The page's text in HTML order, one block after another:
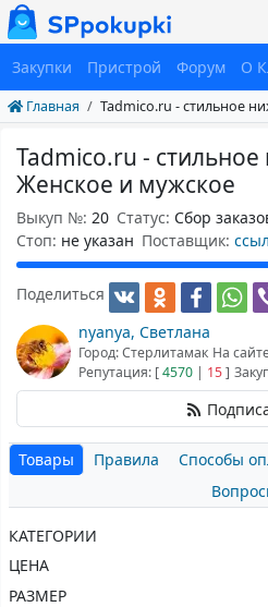
Закупки Пристрой Форум О
Главная Tadmico.ru - стильное
Tadmico.ru -
Женское и мужское
Выкуп №: 20 Статус: Сбор
Cтоп: не указан Поставщик:
Поделиться
nyanya, Светлана
Город: Стерлитамак На
Репутация: [4570 | 15]
Товары Правила Способы
КАТЕГОРИИ
ЦЕНА
РАЗМЕР